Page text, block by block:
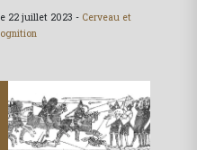
22 juillet 2023 - Cerveau et